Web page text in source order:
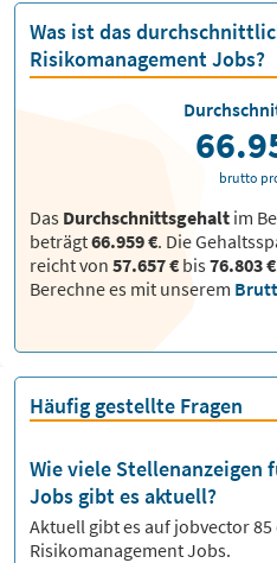
Was ist das
Risikomanagement Jobs?
Das Durchschnittsgehalt im
beträgt66.959 €. Die
reicht von 57.657 € bis76.803 €
Berechne es mit unserem
brutto
Häufig gestellte Fragen
Wie viele Stellenanzeigen
Jobs gibt es aktuell?
Aktuell gibt es auf jobvector85
Risikomanagement Jobs.